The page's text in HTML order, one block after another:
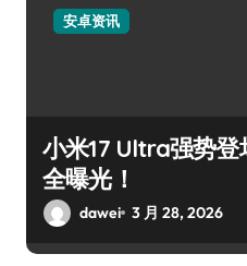
安卓资讯
小米17 Ultra强势
全曝光！
dawei 3 月 28, 2026